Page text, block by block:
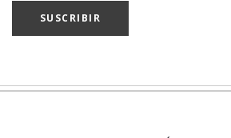
SUSCRIBIR